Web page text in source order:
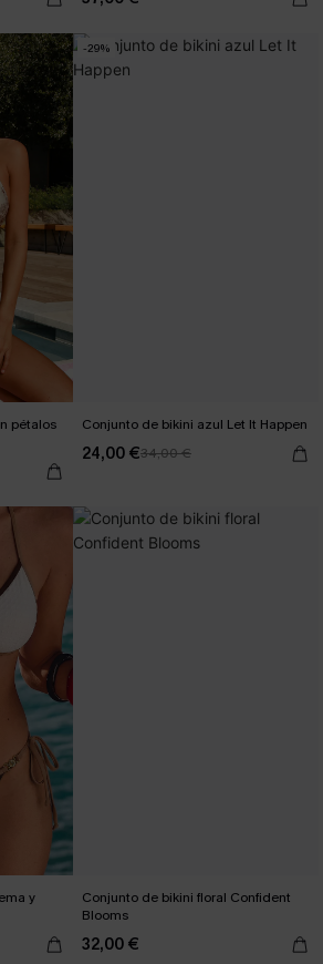
pétalos
-29%
Conjunto de bikini azul Let It Happen
24,00 €34,00 €
y
Conjunto de bikini floral Confident
Blooms
32,00 €